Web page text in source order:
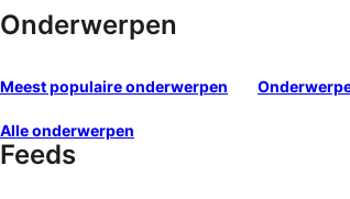
Onderwerpen
Meest populaire onderwerpen
Alle onderwerpen
Feeds